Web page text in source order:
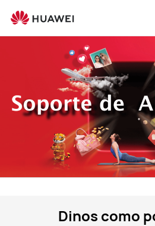
HUAWEI
Dinos como